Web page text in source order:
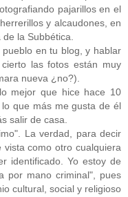
pajarillos en el
y alcaudones, en
la Subbética.
en tu blog, y hablar
las fotos están muy
nueva ¿no?).
mejor que hice hace 10
que más me gusta de él
salir de casa.
La verdad, para decir
como otro cualquiera
identificado. Yo estoy de
por mano criminal", pues
cultural, social y religioso